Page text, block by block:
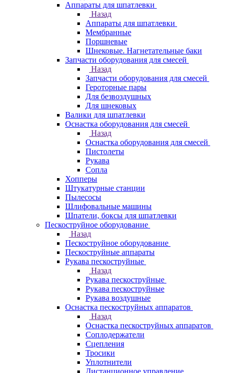
Аппараты для шпатлевки
Назад
Аппараты для шпатлевки
Мембранные
Поршневые
Шнековые. Нагнетательные баки
Запчасти оборудования для смесей
Назад
Запчасти оборудования для смесей
Героторные пары
Для безвоздушных
Для шнековых
Валики для шпатлевки
Оснастка оборудования для смесей
Назад
Оснастка оборудования для смесей
Пистолеты
Рукава
Сопла
Хопперы
Штукатурные станции
Пылесосы
Шлифовальные машины
Шпатели, боксы для шпатлевки
Пескоструйное оборудование
Назад
Пескоструйное оборудование
Пескоструйные аппараты
Рукава пескоструйные
Назад
Рукава пескоструйные
Рукава пескоструйные
Рукава воздушные
Оснастка пескоструйных аппаратов
Назад
Оснастка пескоструйных аппаратов
Соплодержатели
Сцепления
Тросики
Уплотнители
Дистанционное управление